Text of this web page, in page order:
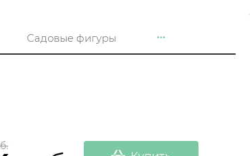
Садовые фигуры